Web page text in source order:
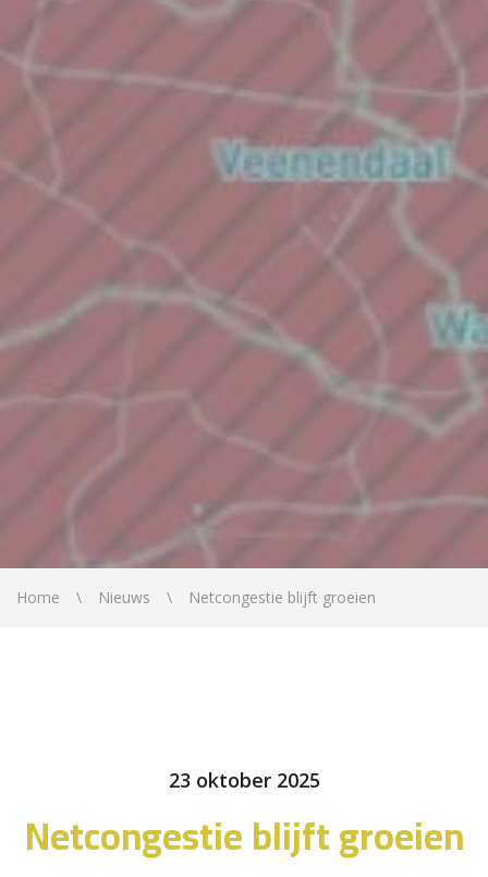
Home Nieuws Netcongestie blijft groeien
23 oktober 2025
Netcongestie blijft groeien